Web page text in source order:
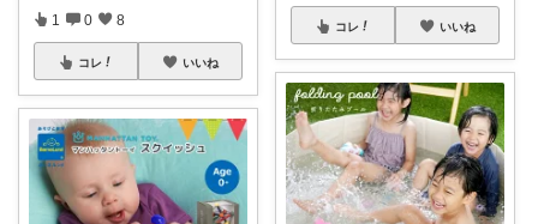
1 0 8
コレ いいね
コレ いいね